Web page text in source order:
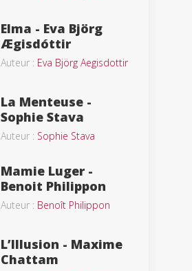
Elma - Eva Björg
Ægisdóttir
Auteur : Eva Björg Aegisdottir
La Menteuse -
Sophie Stava
Auteur : Sophie Stava
Mamie Luger -
Benoit Philippon
Auteur : Benoît Philippon
L’Illusion - Maxime
Chattam